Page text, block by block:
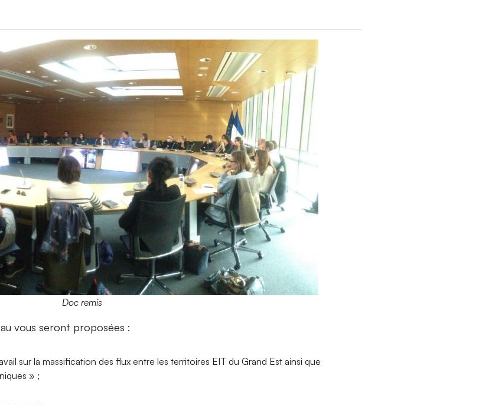
Doc remis
vous seront proposées :
sur la massification des flux entre les territoires EIT du Grand Est ainsi que
» ;